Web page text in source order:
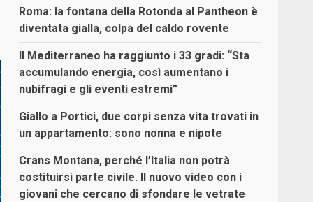
Roma: la fontana della Rotonda al Pantheon è
diventata gialla, colpa del caldo rovente
Il Mediterraneo ha raggiunto i 33 gradi: “Sta
accumulando energia, così aumentano i
nubifragi e gli eventi estremi”
Giallo a Portici, due corpi senza vita trovati in
un appartamento: sono nonna e nipote
Crans Montana, perché l’Italia non potrà
costituirsi parte civile. Il nuovo video con i
giovani che cercano di sfondare le vetrate